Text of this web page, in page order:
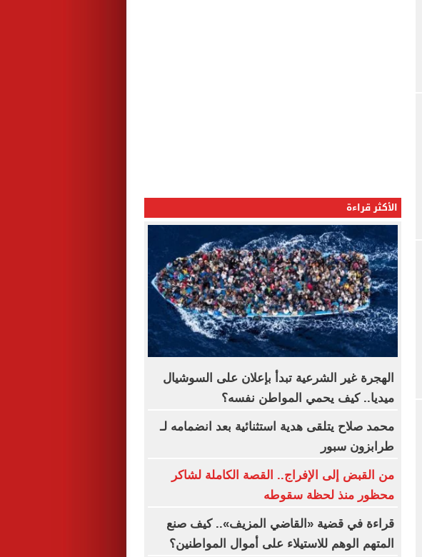
الأكثر قراءة
الهجرة غير الشرعية تبدأ بإعلان على السوشيال
ميديا.. كيف يحمي المواطن نفسه؟
محمد صلاح يتلقى هدية استثنائية بعد انضمامه لـ
طرابزون سبور
من القبض إلى الإفراج.. القصة الكاملة لشاكر
محظور منذ لحظة سقوطه
قراءة في قضية «القاضي المزيف».. كيف صنع
المتهم الوهم للاستيلاء على أموال المواطنين؟